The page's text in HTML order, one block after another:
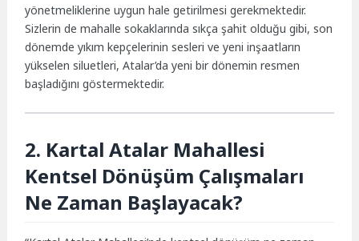
yönetmeliklerine uygun hale getirilmesi gerekmektedir.
Sizlerin de mahalle sokaklarında sıkça şahit olduğu gibi, son
dönemde yıkım kepçelerinin sesleri ve yeni inşaatların
yükselen siluetleri, Atalar’da yeni bir dönemin resmen
başladığını göstermektedir.
2. Kartal Atalar Mahallesi
Kentsel Dönüşüm Çalışmaları
Ne Zaman Başlayacak?